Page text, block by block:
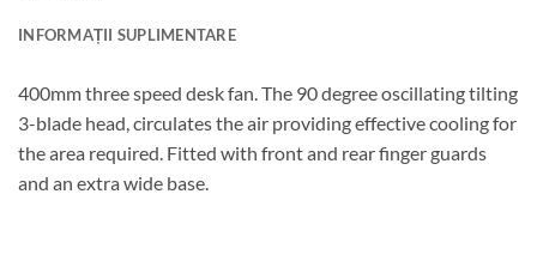
INFORMAȚII SUPLIMENTARE
400mm three speed desk fan. The 90 degree oscillating tilting
3-blade head, circulates the air providing effective cooling for
the area required. Fitted with front and rear finger guards
and an extra wide base.